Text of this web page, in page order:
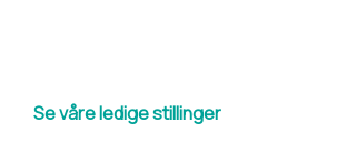
Se våre ledige stillinger